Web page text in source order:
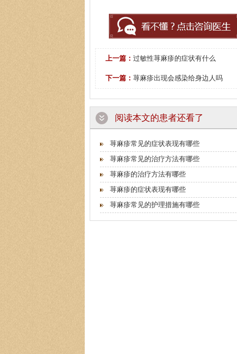
上一篇： 过敏性荨麻疹的症状有什么
下一篇： 荨麻疹出现会感染给身边人吗
阅读本文的患者还看了
荨麻疹常见的症状表现有哪些
荨麻疹常见的治疗方法有哪些
荨麻疹的治疗方法有哪些
荨麻疹的症状表现有哪些
荨麻疹常见的护理措施有哪些